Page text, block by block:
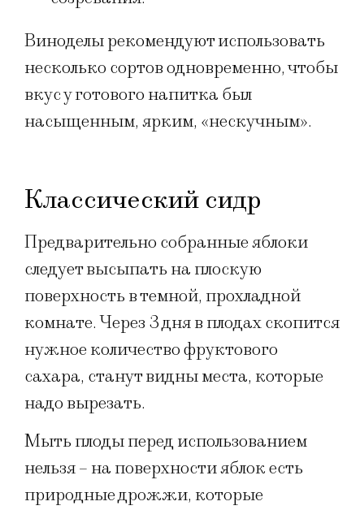
Виноделы рекомендуют использовать
несколько сортов одновременно, чтобы
вкус у готового напитка был
насыщенным, ярким, «нескучным».
Классический сидр
Предварительно собранные яблоки
следует высыпать на плоскую
поверхность в темной, прохладной
комнате. Через 3 дня в плодах скопится
нужное количество фруктового
сахара, станут видны места, которые
надо вырезать.
Мыть плоды перед использованием
нельзя – на поверхности яблок есть
природные дрожжи, которые